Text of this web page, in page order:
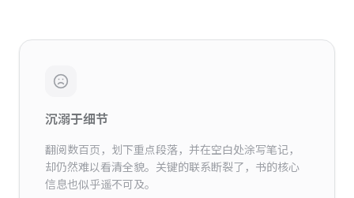
沉溺于细节
翻阅数百页，划下重点段落，并在空白处涂写笔记，
却仍然难以看清全貌。关键的联系断裂了，书的核心
信息也似乎遥不可及。